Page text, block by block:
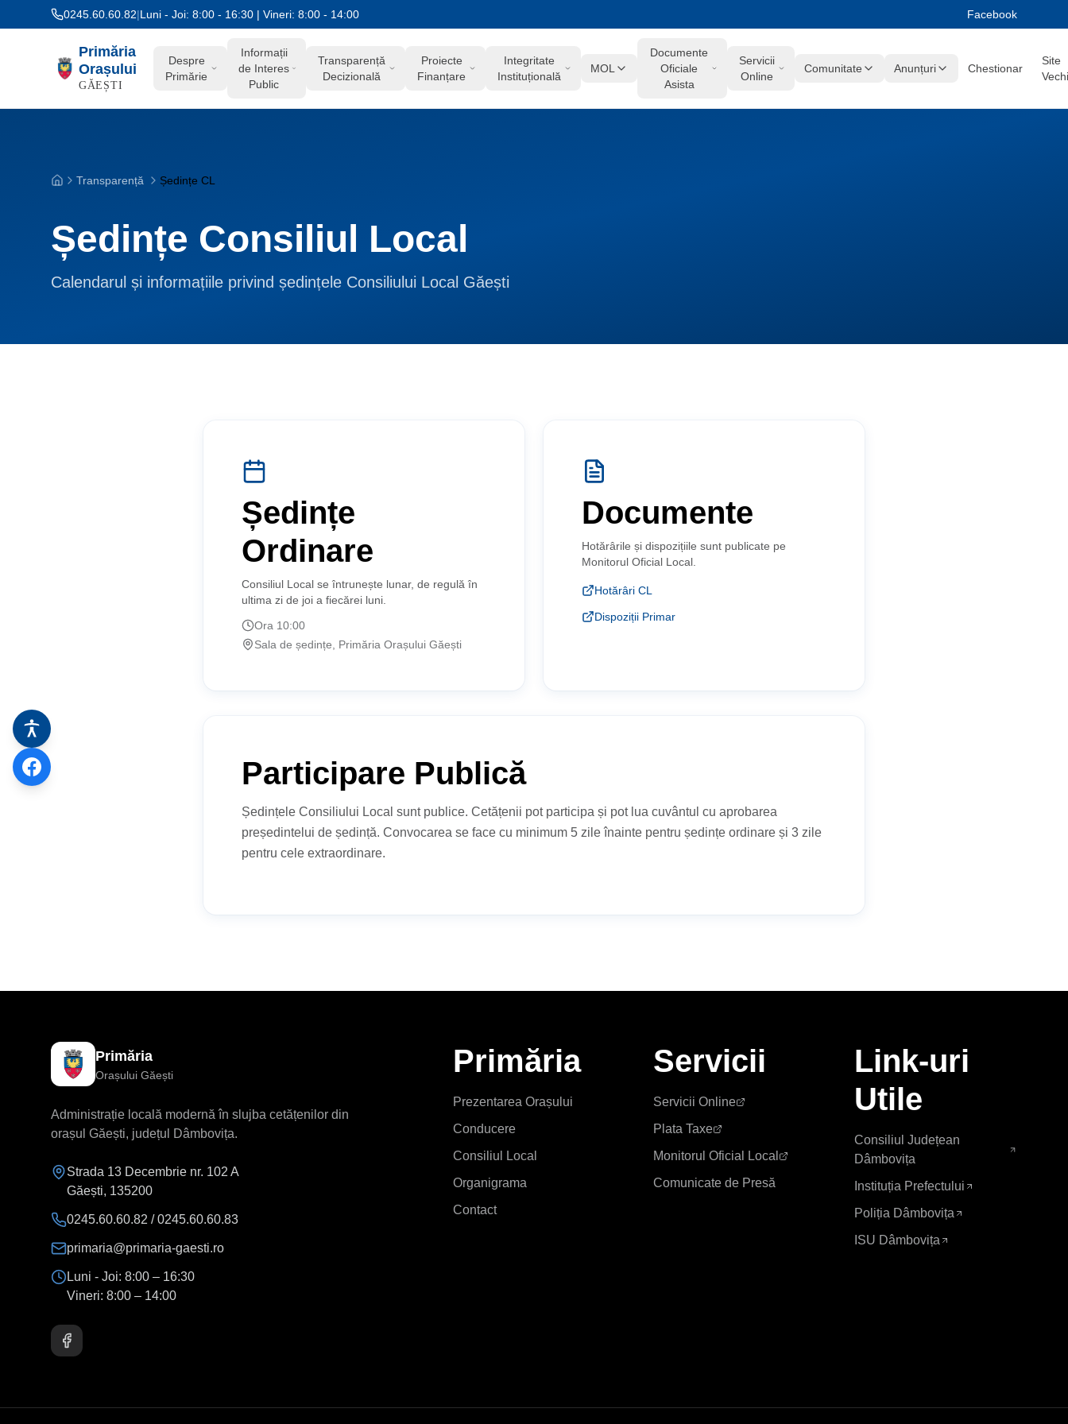
Salt la conținut0245.60.60.82|Luni - Joi: 8:00 - 16:30 | Vineri: 8:00 - 14:00 Facebook
Primăria
Orașului
GĂEȘTI
Despre
Primărie
Informații
de Interes
Public
Transparență
Decizională
Proiecte
Finanțare
Integritate
Instituțională
MOL
Documente
Oficiale
Asista
Servicii
Online
Comunitate Anunțuri Chestionar
Site
Vechi
Acasă
Transparență Ședințe CL
Ședințe Consiliul Local
Calendarul și informațiile privind ședințele Consiliului Local Găești
Ședințe
Ordinare
Consiliul Local se întrunește lunar, de regulă în
ultima zi de joi a fiecărei luni.
Ora 10:00
Sala de ședințe, Primăria Orașului Găești
Documente
Hotărârile și dispozițiile sunt publicate pe
Monitorul Oficial Local.
Hotărâri CL
Dispoziții Primar
Participare Publică
Ședințele Consiliului Local sunt publice. Cetățenii pot participa și pot lua cuvântul cu aprobarea
președintelui de ședință. Convocarea se face cu minimum 5 zile înainte pentru ședințe ordinare și 3 zile
pentru cele extraordinare.
Primăria
Orașului Găești
Administrație locală modernă în slujba cetățenilor din
orașul Găești, județul Dâmbovița.
Strada 13 Decembrie nr. 102 A
Găești, 135200
0245.60.60.82 / 0245.60.60.83
primaria@primaria-gaesti.ro
Luni - Joi: 8:00 – 16:30
Vineri: 8:00 – 14:00
Primăria
Prezentarea Orașului
Conducere
Consiliul Local
Organigrama
Contact
Servicii
Servicii Online
Plata Taxe
Monitorul Oficial Local
Comunicate de Presă
Link-uri
Utile
Consiliul Județean
Dâmbovița
Instituția Prefectului
Poliția Dâmbovița
ISU Dâmbovița